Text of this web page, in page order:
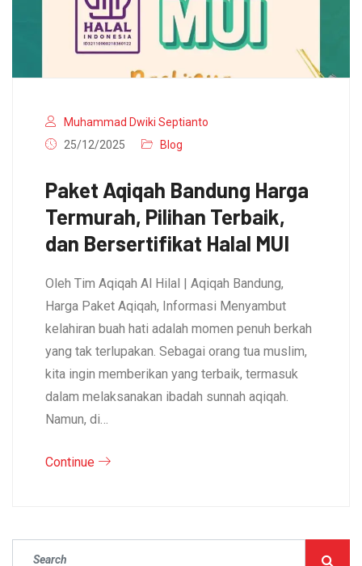
Muhammad Dwiki Septianto
25/12/2025
Blog
Paket Aqiqah Bandung Harga
Termurah, Pilihan Terbaik,
dan Bersertifikat Halal MUI
Oleh Tim Aqiqah Al Hilal | Aqiqah Bandung,
Harga Paket Aqiqah, Informasi Menyambut
kelahiran buah hati adalah momen penuh berkah
yang tak terlupakan. Sebagai orang tua muslim,
kita ingin memberikan yang terbaik, termasuk
dalam melaksanakan ibadah sunnah aqiqah.
Namun, di…
Continue